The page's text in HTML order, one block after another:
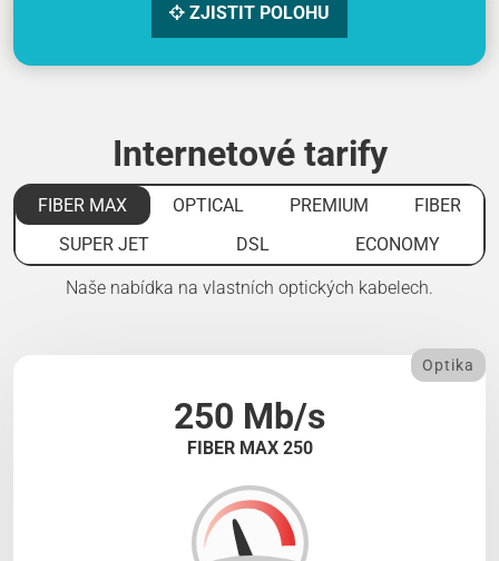
ZJISTIT POLOHU
Internetové tarify
FIBER MAX OPTICAL PREMIUM
FIBER
SUPER JET
DSL ECONOMY
Naše nabídka na vlastních optických kabelech.
250 Mb/s
FIBER MAX 250
Optika